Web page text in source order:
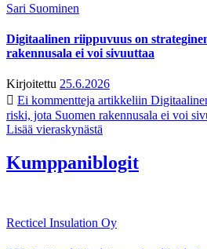
Sari Suominen
Digitaalinen riippuvuus on
rakennusala ei voi sivuuttaa
Kirjoitettu 25.6.2026
Ei kommentteja artikkeliin
riski, jota Suomen rakennusala ei voi
Lisää vieraskynästä
Kumppaniblogit
Recticel Insulation Oy